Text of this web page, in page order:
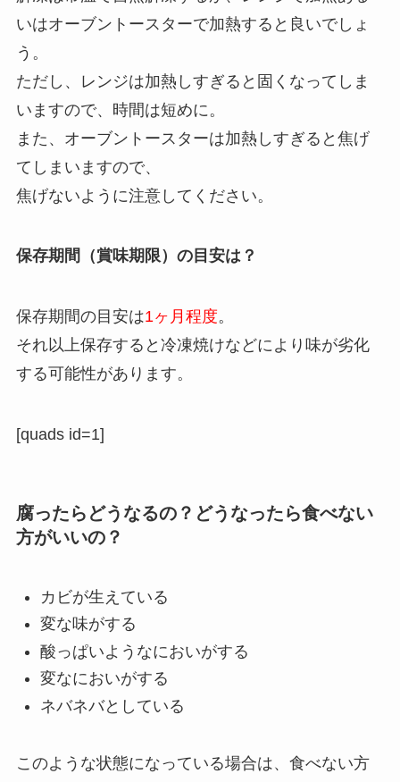
いはオーブントースターで加熱すると良いでしょ
う。
ただし、レンジは加熱しすぎると固くなってしま
いますので、時間は短めに。
また、オーブントースターは加熱しすぎると焦げ
てしまいますので、
焦げないように注意してください。
保存期間（賞味期限）の目安は？
保存期間の目安は1ヶ月程度。
それ以上保存すると冷凍焼けなどにより味が劣化
する可能性があります。
[quads id=1]
腐ったらどうなるの？どうなったら食べない
方がいいの？
カビが生えている
変な味がする
酸っぱいようなにおいがする
変なにおいがする
ネバネバとしている
このような状態になっている場合は、食べない方